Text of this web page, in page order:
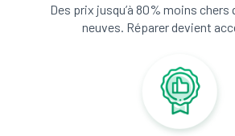
Des prix jusqu’à 80% moins chers
neuves. Réparer devient